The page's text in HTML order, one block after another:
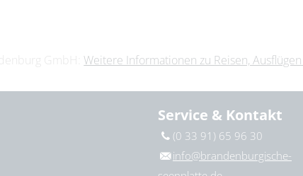
08. November
GmbH:Weitere Informationen zu Reisen,
Service & Kontakt
(0 33 91) 65 96 30
info@brandenburgische-